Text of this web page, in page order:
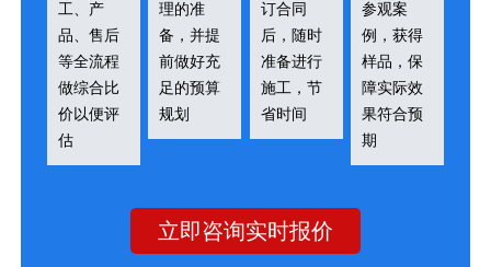
工、产
品、售后
等全流程
做综合比
价以便评
估
理的准
备，并提
前做好充
足的预算
规划
订合同
后，随时
准备进行
施工，节
省时间
参观案
例，获得
样品，保
障实际效
果符合预
期
立即咨询实时报价